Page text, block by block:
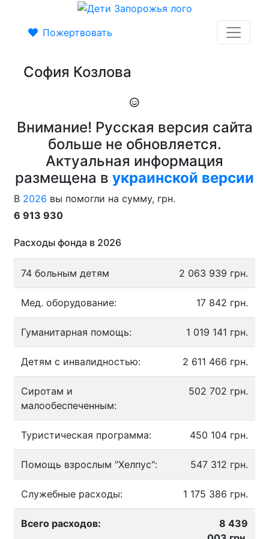
Пожертвовать
София Козлова
Внимание! Русская версия сайта
больше не обновляется.
Актуальная информация
размещена в украинской версии
В 2026 вы помогли на сумму, грн.
6 913 930
Расходы фонда в 2026
74 больным детям 2 063 939 грн.
Мед. оборудование: 17 842 грн.
Гуманитарная помощь: 1 019 141 грн.
Детям с инвалидностью: 2 611 466 грн.
Сиротам и
малообеспеченным:
502 702 грн.
Туристическая программа: 450 104 грн.
Помощь взрослым "Хелпус": 547 312 грн.
Служебные расходы: 1 175 386 грн.
Всего расходов:
8 439